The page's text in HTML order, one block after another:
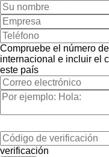
Compruebe el número
internacional e incluir el
este país
verificación